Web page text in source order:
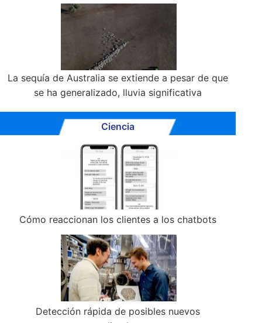
La sequía de Australia se extiende a pesar de que
se ha generalizado, lluvia significativa
Ciencia
Cómo reaccionan los clientes a los chatbots
Detección rápida de posibles nuevos